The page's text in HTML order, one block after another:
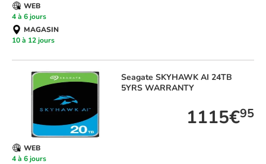
WEB
4 à 6 jours
MAGASIN
10 à 12 jours
Seagate SKYHAWK AI 24TB
5YRS WARRANTY
1115€95
WEB
4 à 6 jours